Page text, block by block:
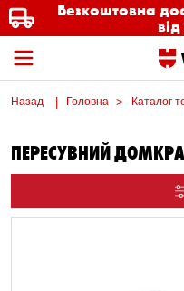
Безкоштовна
Назад Головна Каталог
ПЕРЕСУВНИЙ